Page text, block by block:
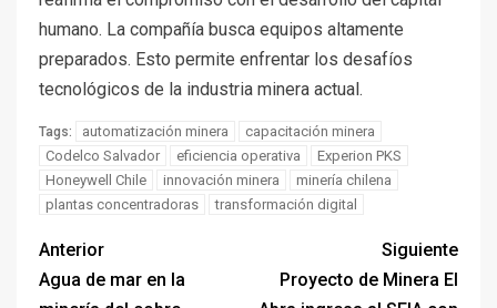
humano. La compañía busca equipos altamente
preparados. Esto permite enfrentar los desafíos
tecnológicos de la industria minera actual.
Tags: automatización minera
capacitación minera
Codelco Salvador
eficiencia operativa
Experion PKS
Honeywell Chile
innovación minera
minería chilena
plantas concentradoras
transformación digital
Anterior
Agua de mar en la
Siguiente
Proyecto de Minera El